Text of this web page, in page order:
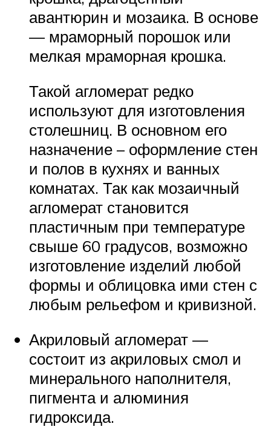
авантюрин и мозаика. В основе
— мраморный порошок или
мелкая мраморная крошка.
Такой агломерат редко
используют для изготовления
столешниц. В основном его
назначение – оформление стен
и полов в кухнях и ванных
комнатах. Так как мозаичный
агломерат становится
пластичным при температуре
свыше 60 градусов, возможно
изготовление изделий любой
формы и облицовка ими стен с
любым рельефом и кривизной.
Акриловый агломерат —
состоит из акриловых смол и
минерального наполнителя,
пигмента и алюминия
гидроксида.